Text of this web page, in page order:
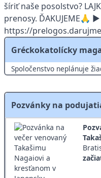
šíriť naše posolstvo?
prenosy. ĎAKUJEME🙏
https://
Gréckokatolícky
Spoločenstvo neplánuje
Pozvánky na